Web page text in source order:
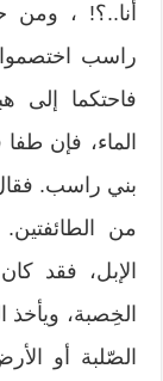
أنا..؟! ، ومن
راسب
فاحتكما إلى
الماء، فإن
بني راسب.
من
الإبل، فقد
الخِصبة، ويأخذ
الصّلبة أو